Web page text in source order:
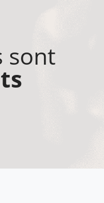
sont